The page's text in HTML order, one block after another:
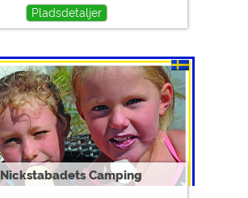
Pladsdetaljer
Nickstabadets Camping